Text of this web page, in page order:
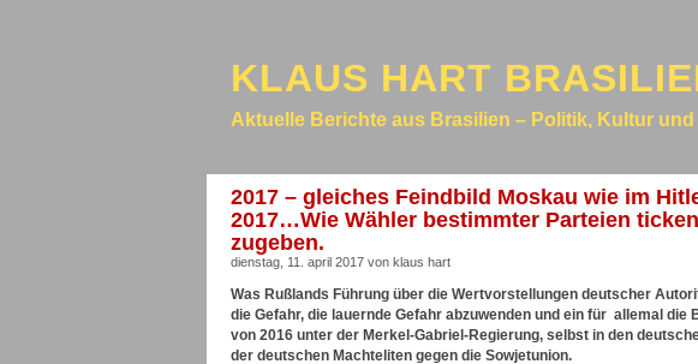
KLAUS HART
Aktuelle Berichte aus Brasilien – Politik, Kultur
2017 – gleiches Feindbild Moskau wie im
2017…Wie Wähler bestimmter Parteien
zugeben.
dienstag, 11. april 2017 von klaus hart
Was Rußlands Führung über die Wertvorstellungen deutscher
die Gefahr, die lauernde Gefahr abzuwenden und ein für allemal
von 2016 unter der Merkel-Gabriel-Regierung, selbst in den
der deutschen Machteliten gegen die Sowjetunion.